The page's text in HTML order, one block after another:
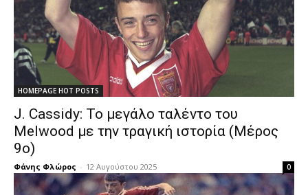
HOMEPAGE HOT POSTS
J. Cassidy: Το μεγάλο ταλέντο του
Melwood με την τραγική ιστορία (Μέρος
9ο)
Φάνης Φλώρος - 12 Αυγούστου 2025 0